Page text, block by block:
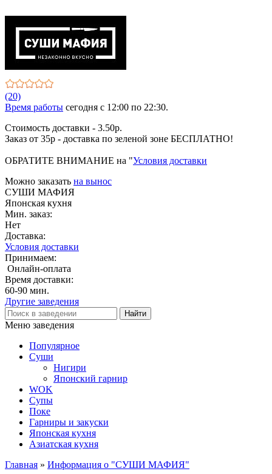
(20)
Время работы сегодня c 12:00 по 22:30.
Стоимость доставки - 3.50р.
Заказ от 35р - доставка по зеленой зоне БЕСПЛАТНО!
ОБРАТИТЕ ВНИМАНИЕ на "Условия доставки
Можно заказать на вынос
СУШИ МАФИЯ
Японская кухня
Мин. заказ:
Нет
Доставка:
Условия доставки
Принимаем:
Онлайн-оплата
Время доставки:
60-90 мин.
Другие заведения
Меню заведения
Популярное
Суши
Нигири
Японский гарнир
WOK
Супы
Поке
Гарниры и закуски
Японская кухня
Азиатская кухня
Главная » Информация о "СУШИ МАФИЯ"